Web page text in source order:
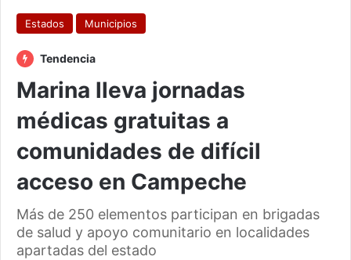
Estados Municipios
Tendencia
Marina lleva jornadas
médicas gratuitas a
comunidades de difícil
acceso en Campeche
Más de 250 elementos participan en brigadas
de salud y apoyo comunitario en localidades
apartadas del estado